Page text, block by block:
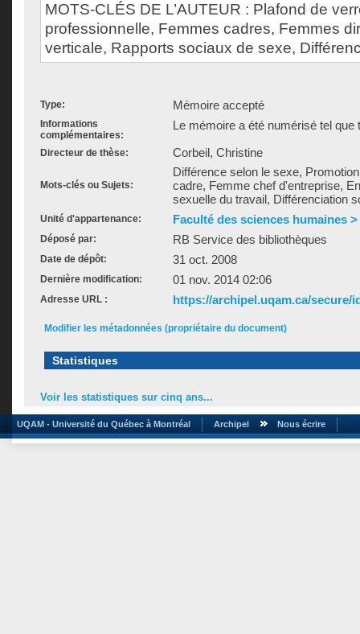
MOTS-CLÉS DE L’AUTEUR : Plafond de
professionnelle, Femmes cadres, Femmes
verticale, Rapports sociaux de sexe,
Type: Mémoire accepté
Informations
complémentaires:
Le mémoire a été numérisé tel que
Directeur de thèse: Corbeil, Christine
Mots-clés ou Sujets:
Différence selon le sexe,
cadre, Femme chef d'entreprise,
sexuelle du travail, Différenciation
Unité d'appartenance: Faculté des sciences humaines
Déposé par: RB Service des bibliothèques
Date de dépôt: 31 oct. 2008
Dernière modification: 01 nov. 2014 02:06
Adresse URL : https://archipel.uqam.ca/secure/
Modifier les métadonnées (propriétaire du document)
Statistiques
Voir les statistiques sur cinq ans...
UQAM - Université du Québec à Montréal Archipel Nous écrire